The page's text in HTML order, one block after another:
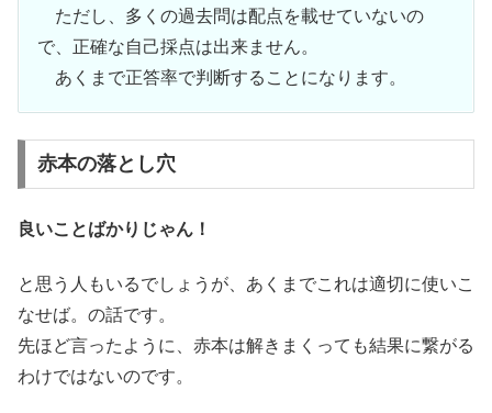
ただし、多くの過去問は配点を載せていないの
で、正確な自己採点は出来ません。
あくまで正答率で判断することになります。
赤本の落とし穴
良いことばかりじゃん！
と思う人もいるでしょうが、あくまでこれは適切に使いこ
なせば。の話です。
先ほど言ったように、赤本は解きまくっても結果に繋がる
わけではないのです。